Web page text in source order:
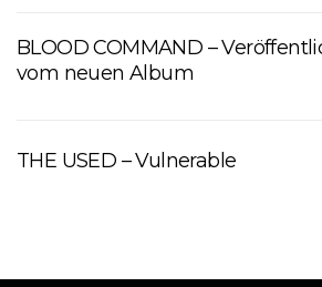
BLOOD COMMAND –
vom neuen Album
THE USED – Vulnerable